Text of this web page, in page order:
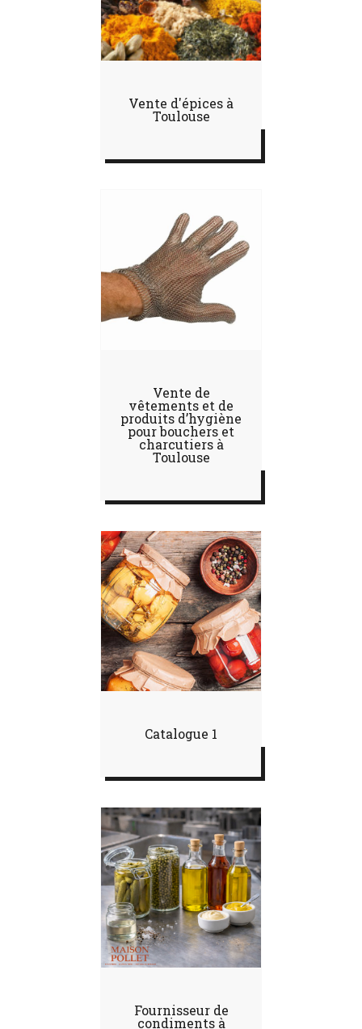
Vente d'épices à
Toulouse
Vente de
vêtements et de
produits d’hygiène
pour bouchers et
charcutiers à
Toulouse
Catalogue 1
Fournisseur de
condiments à